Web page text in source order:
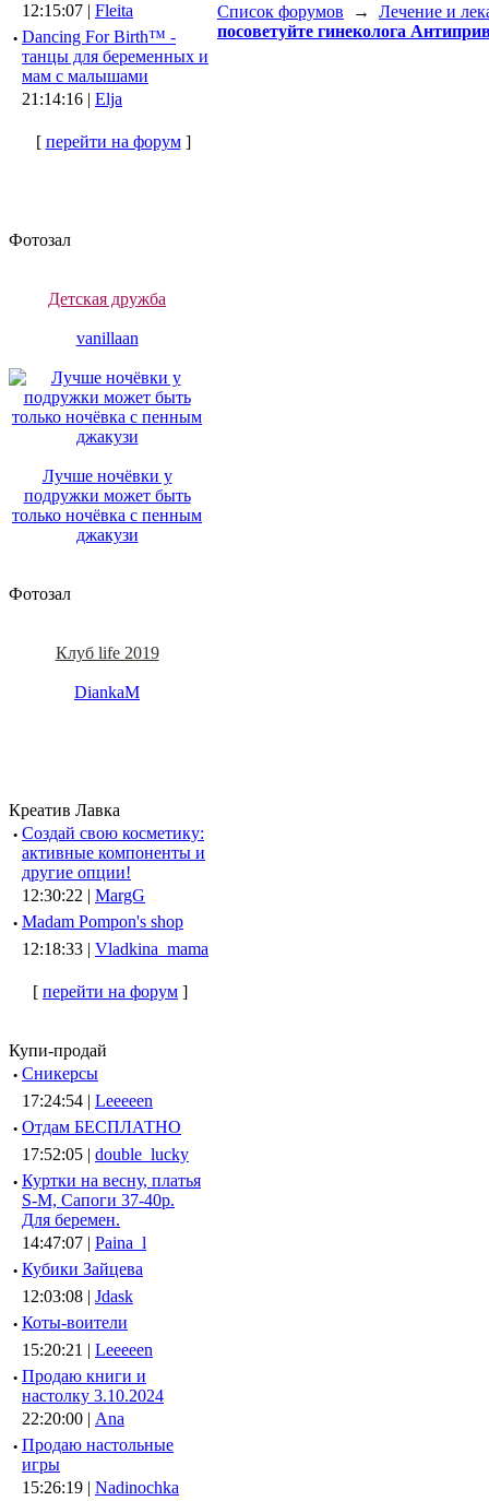
12:15:07 | Fleita
· Dancing For Birth™ -
танцы для беременных и
мам с малышами
21:14:16 | Elja
[ перейти на форум]
Фотозал
Детская дружба
vanillaan
Лучше ночёвки у
подружки может быть
только ночёвка с пенным
джакузи
Фотозал
Клуб life 2019
DiankaM
Креатив Лавка
· Создай свою косметику:
активные компоненты и
другие опции!
12:30:22 | MargG
· Madam Pompon's shop
12:18:33 | Vladkina_mama
[ перейти на форум ]
Купи-продай
· Сникерсы
17:24:54 | Leeeeen
· Отдам БЕСПЛАТНО
17:52:05 | double_lucky
· Куртки на весну, платья
S-M, Сапоги 37-40р.
Для беремен.
14:47:07 | Paina_l
· Кубики Зайцева
12:03:08 | Jdask
· Коты-воители
15:20:21 | Leeeeen
· Продаю книги и
настолку 3.10.2024
22:20:00 | Ana
· Продаю настольные
игры
15:26:19 | Nadinochka
Список форумов → Лечение и
посоветуйте гинеколога